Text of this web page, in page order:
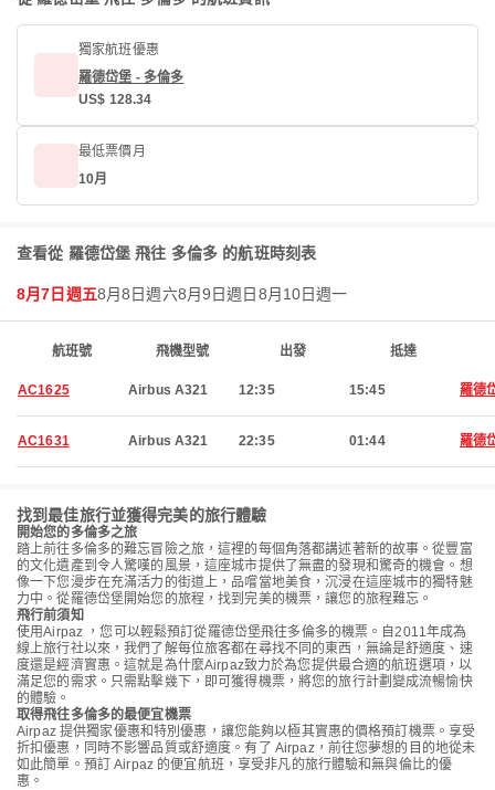
獨家航班優惠
羅德岱堡 - 多倫多
US$ 128.34
最低票價月
10月
查看從 羅德岱堡 飛往 多倫多 的航班時刻表
8月7日週五8月8日週六8月9日週日 8月10日週一
航班號 飛機型號 出發 抵達
AC1625 Airbus A321 12:35 15:45 羅德
AC1631 Airbus A321 22:35 01:44 羅德
找到最佳旅行並獲得完美的旅行體驗
開始您的多倫多之旅
踏上前往多倫多的難忘冒險之旅，這裡的每個角落都講述著新的故事。從豐富
的文化遺產到令人驚嘆的風景，這座城市提供了無盡的發現和驚奇的機會。想
像一下您漫步在充滿活力的街道上，品嚐當地美食，沉浸在這座城市的獨特魅
力中。從羅德岱堡開始您的旅程，找到完美的機票，讓您的旅程難忘。
飛行前須知
使用Airpaz ，您可以輕鬆預訂從羅德岱堡飛往多倫多的機票。自2011年成為
線上旅行社以來，我們了解每位旅客都在尋找不同的東西，無論是舒適度、速
度還是經濟實惠。這就是為什麼Airpaz致力於為您提供最合適的航班選項，以
滿足您的需求。只需點擊幾下，即可獲得機票，將您的旅行計劃變成流暢愉快
的體驗。
取得飛往多倫多的最便宜機票
Airpaz 提供獨家優惠和特別優惠，讓您能夠以極其實惠的價格預訂機票。享受
折扣優惠，同時不影響品質或舒適度。有了 Airpaz，前往您夢想的目的地從未
如此簡單。預訂 Airpaz 的便宜航班，享受非凡的旅行體驗和無與倫比的優
惠。